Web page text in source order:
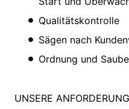
Qualitätskontrolle
Sägen nach
Ordnung und
UNSERE